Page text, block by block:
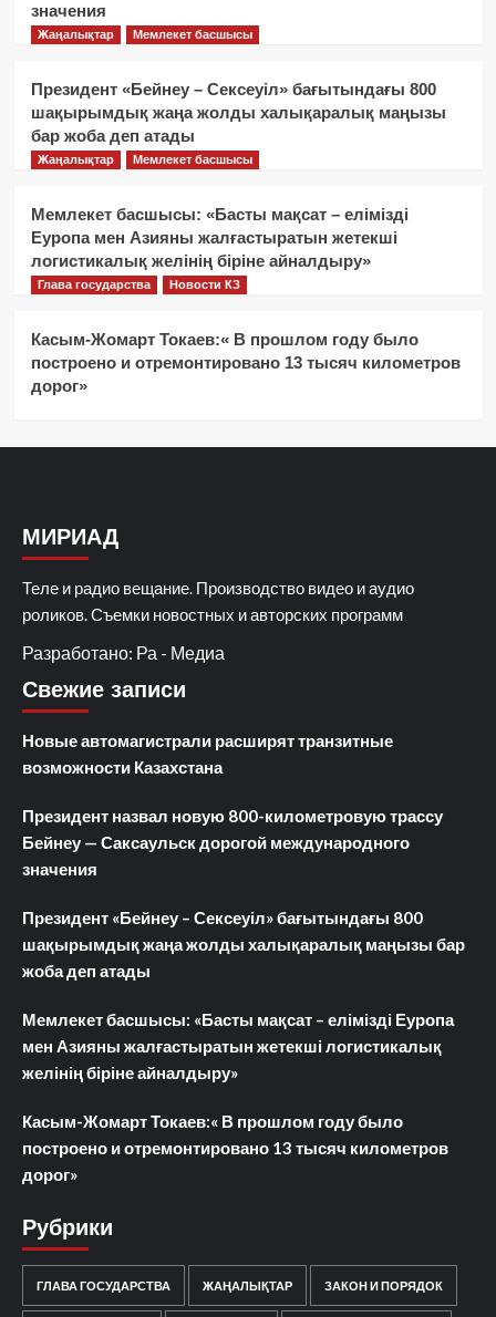
значения
Жаңалықтар Мемлекет басшысы
Президент «Бейнеу – Сексеуіл» бағытындағы 800
шақырымдық жаңа жолды халықаралық маңызы
бар жоба деп атады
Жаңалықтар Мемлекет басшысы
Мемлекет басшысы: «Басты мақсат – елімізді
Еуропа мен Азияны жалғастыратын жетекші
логистикалық желінің біріне айналдыру»
Глава государства Новости КЗ
Касым-Жомарт Токаев:« В прошлом году было
построено и отремонтировано 13 тысяч километров
дорог»
МИРИАД
Теле и радио вещание. Производство видео и аудио
роликов. Съемки новостных и авторских программ
Разработано: Ра - Медиа
Свежие записи
Новые автомагистрали расширят транзитные
возможности Казахстана
Президент назвал новую 800-километровую трассу
Бейнеу — Саксаульск дорогой международного
значения
Президент «Бейнеу – Сексеуіл» бағытындағы 800
шақырымдық жаңа жолды халықаралық маңызы бар
жоба деп атады
Мемлекет басшысы: «Басты мақсат – елімізді Еуропа
мен Азияны жалғастыратын жетекші логистикалық
желінің біріне айналдыру»
Касым-Жомарт Токаев:« В прошлом году было
построено и отремонтировано 13 тысяч километров
дорог»
Рубрики
ГЛАВА ГОСУДАРСТВА ЖАҢАЛЫҚТАР ЗАКОН И ПОРЯДОК